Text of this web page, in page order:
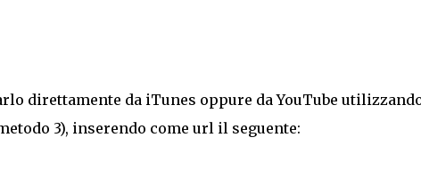
direttamente da iTunes oppure da YouTube
3), inserendo come url il seguente: